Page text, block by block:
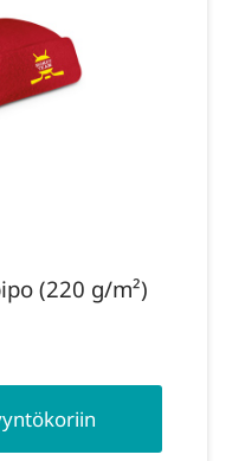
(220 g/m²)